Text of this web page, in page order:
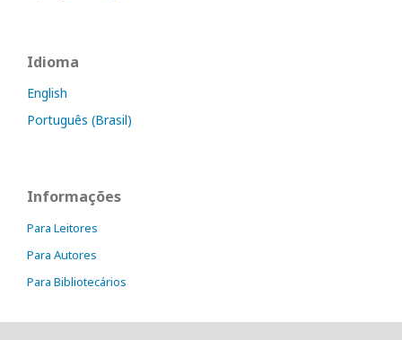
Idioma
English
Português (Brasil)
Informações
Para Leitores
Para Autores
Para Bibliotecários